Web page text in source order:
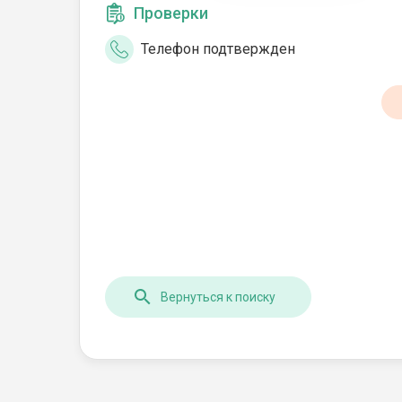
Проверки
Телефон подтвержден
Вернуться к поиску